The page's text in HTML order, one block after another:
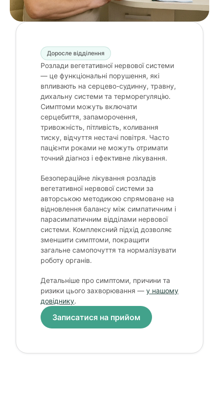
Доросле відділення
Розлади вегетативної нервової системи
— це функціональні порушення, які
впливають на серцево-судинну, травну,
дихальну системи та терморегуляцію.
Симптоми можуть включати
серцебиття, запаморочення,
тривожність, пітливість, коливання
тиску, відчуття нестачі повітря. Часто
пацієнти роками не можуть отримати
точний діагноз і ефективне лікування.
Безопераційне лікування розладів
вегетативної нервової системи за
авторською методикою спрямоване на
відновлення балансу між симпатичним і
парасимпатичним відділами нервової
системи. Комплексний підхід дозволяє
зменшити симптоми, покращити
загальне самопочуття та нормалізувати
роботу органів.
Детальніше про симптоми, причини та
ризики цього захворювання — у нашому
довіднику.
Записатися на прийом